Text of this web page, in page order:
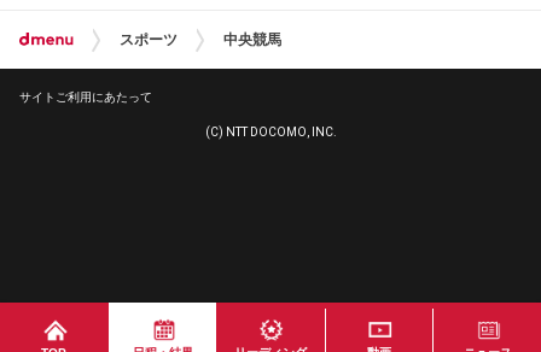
スポーツ 中央競馬
サイトご利用にあたって
(C) NTT DOCOMO, INC.